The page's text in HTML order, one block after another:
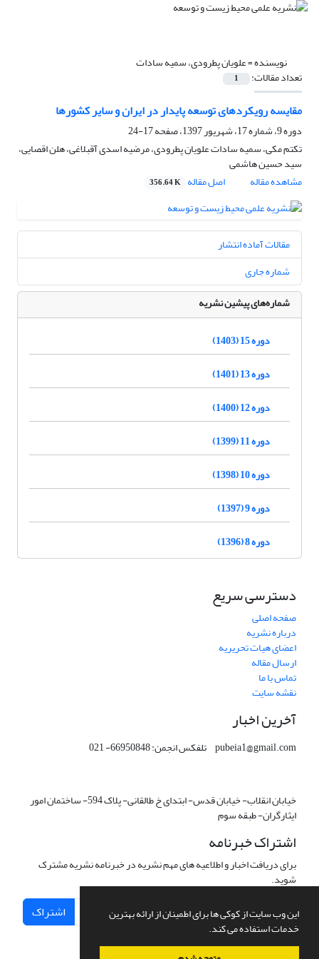
این وب سایت از کوکی ها برای اطمینان از ارائه بهترین
خدمات استفاده می کند.
نویسنده =علویان پطرودی، سمیه سادات
تعداد مقالات: 1
مقایسه رویکردهای توسعه پایدار در ایران و سایر کشورها
دوره 9، شماره 17، شهریور 1397، صفحه
17-24
تکتم مکی، سمیه سادات علویان پطرودی، مرضیه اسدی آقبلاغی، هلن اقصایی،
سید حسین هاشمی
مشاهده مقاله
اصل مقاله 356.64 K
مقالات آماده انتشار
شماره جاری
شماره‌های پیشین نشریه
دوره 15 (1403)
دوره 13 (1401)
دوره 12 (1400)
دوره 11 (1399)
دوره 10 (1398)
دوره 9 (1397)
دوره 8 (1396)
دسترسی سریع
صفحه اصلی
درباره نشریه
اعضای هیات تحریریه
ارسال مقاله
تماس با ما
نقشه سایت
آخرین اخبار
pubeia1@gmail.com تلفکس انجمن: 66950848- 021
خیابان انقلاب- خیابان قدس- ابتدای خ طالقانی- پلاک 594- ساختمان امور
ایثارگران- طبقه سوم
اشتراک خبرنامه
برای دریافت اخبار و اطلاعیه های مهم نشریه در خبرنامه نشریه مشترک
شوید.
اشتراک